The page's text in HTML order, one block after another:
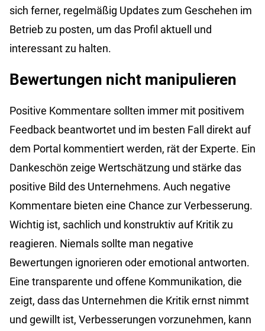
sich ferner, regelmäßig Updates zum Geschehen im
Betrieb zu posten, um das Profil aktuell und
interessant zu halten.
Bewertungen nicht manipulieren
Positive Kommentare sollten immer mit positivem
Feedback beantwortet und im besten Fall direkt auf
dem Portal kommentiert werden, rät der Experte. Ein
Dankeschön zeige Wertschätzung und stärke das
positive Bild des Unternehmens. Auch negative
Kommentare bieten eine Chance zur Verbesserung.
Wichtig ist, sachlich und konstruktiv auf Kritik zu
reagieren. Niemals sollte man negative
Bewertungen ignorieren oder emotional antworten.
Eine transparente und offene Kommunikation, die
zeigt, dass das Unternehmen die Kritik ernst nimmt
und gewillt ist, Verbesserungen vorzunehmen, kann